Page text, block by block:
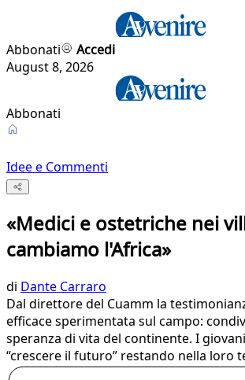
Abbonati
Accedi
August 8, 2026
Abbonati
Idee e Commenti
«Medici e ostetriche nei
cambiamo l'Africa»
di Dante Carraro
Dal direttore del Cuamm la
efficace sperimentata sul campo:
speranza di vita del continente. I
“crescere il futuro” restando nella loro